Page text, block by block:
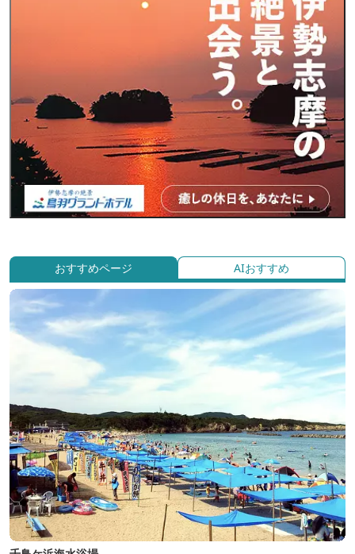
おすすめページ AIおすすめ